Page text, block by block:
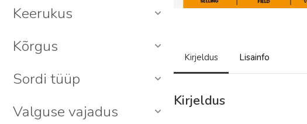
Kirjeldus Lisainfo
Kirjeldus
Salat 97
Till 13
Kaheaastased
Lillemuru 28
Keerukus
Kõrgus
Sordi tüüp
Valguse vajadus